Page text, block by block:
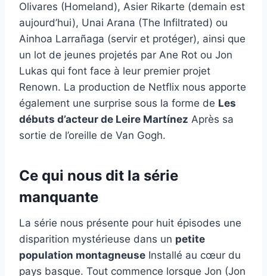
Olivares (Homeland), Asier Rikarte (demain est
aujourd’hui), Unai Arana (The Infiltrated) ou
Ainhoa ​​Larrañaga (servir et protéger), ainsi que
un lot de jeunes projetés par Ane Rot ou Jon
Lukas qui font face à leur premier projet
Renown. La production de Netflix nous apporte
également une surprise sous la forme de Les
débuts d’acteur de Leire Martínez Après sa
sortie de l’oreille de Van Gogh.
Ce qui nous dit la série
manquante
La série nous présente pour huit épisodes une
disparition mystérieuse dans un petite
population montagneuse Installé au cœur du
pays basque. Tout commence lorsque Jon (Jon